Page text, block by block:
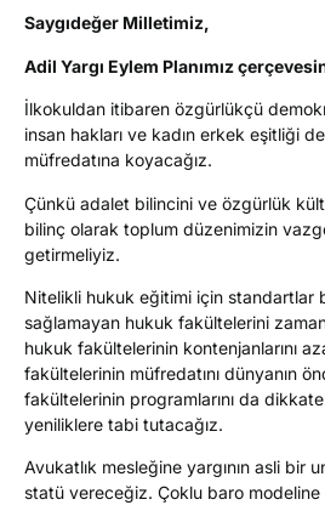
Saygıdeğer Milletimiz,
Adil Yargı Eylem Planımız
İlkokuldan itibaren özgürlükçü
insan hakları ve kadın erkek eşitliği
müfredatına koyacağız.
Çünkü adalet bilincini ve özgürlük
bilinç olarak toplum düzenimizin
getirmeliyiz.
Nitelikli hukuk eğitimi için standartlar
sağlamayan hukuk fakültelerini
hukuk fakültelerinin kontenjanlarını
fakültelerinin müfredatını dünyanın
fakültelerinin programlarını da
yeniliklere tabi tutacağız.
Avukatlık mesleğine yargının asli bir
statü vereceğiz. Çoklu baro